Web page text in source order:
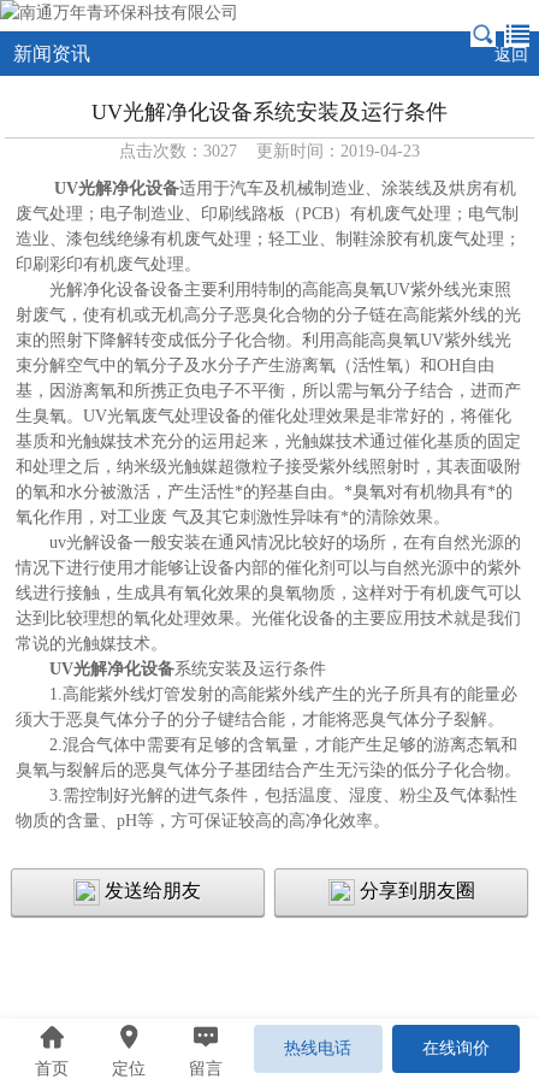
新闻资讯 返回
UV光解净化设备系统安装及运行条件
点击次数：3027 更新时间：2019-04-23
UV光解净化设备适用于汽车及机械制造业、涂装线及烘房有机
废气处理；电子制造业、印刷线路板（PCB）有机废气处理；电气制
造业、漆包线绝缘有机废气处理；轻工业、制鞋涂胶有机废气处理；
印刷彩印有机废气处理。
光解净化设备设备主要利用特制的高能高臭氧UV紫外线光束照
射废气，使有机或无机高分子恶臭化合物的分子链在高能紫外线的光
束的照射下降解转变成低分子化合物。利用高能高臭氧UV紫外线光
束分解空气中的氧分子及水分子产生游离氧（活性氧）和OH自由
基，因游离氧和所携正负电子不平衡，所以需与氧分子结合，进而产
生臭氧。UV光氧废气处理设备的催化处理效果是非常好的，将催化
基质和光触媒技术充分的运用起来，光触媒技术通过催化基质的固定
和处理之后，纳米级光触媒超微粒子接受紫外线照射时，其表面吸附
的氧和水分被激活，产生活性*的羟基自由。*臭氧对有机物具有*的
氧化作用，对工业废 气及其它刺激性异味有*的清除效果。
uv光解设备一般安装在通风情况比较好的场所，在有自然光源的
情况下进行使用才能够让设备内部的催化剂可以与自然光源中的紫外
线进行接触，生成具有氧化效果的臭氧物质，这样对于有机废气可以
达到比较理想的氧化处理效果。光催化设备的主要应用技术就是我们
常说的光触媒技术。
UV光解净化设备系统安装及运行条件
1.高能紫外线灯管发射的高能紫外线产生的光子所具有的能量必
须大于恶臭气体分子的分子键结合能，才能将恶臭气体分子裂解。
2.混合气体中需要有足够的含氧量，才能产生足够的游离态氧和
臭氧与裂解后的恶臭气体分子基团结合产生无污染的低分子化合物。
3.需控制好光解的进气条件，包括温度、湿度、粉尘及气体黏性
物质的含量、pH等，方可保证较高的高净化效率。
发送给朋友 分享到朋友圈
首页 定位 留言
热线电话 在线询价